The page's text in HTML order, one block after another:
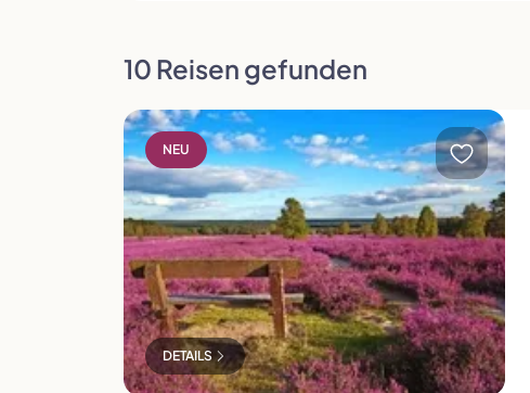
Polen Portugal
Slowenien Spanien
10 Reisen gefunden
NEU
DETAILS
Schafstallfest in der Heide